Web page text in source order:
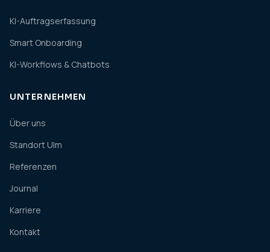
KI-Auftragserfassung
Smart Onboarding
KI-Workflows & Chatbots
UNTERNEHMEN
Über uns
Standort Ulm
Referenzen
Journal
Karriere
Kontakt